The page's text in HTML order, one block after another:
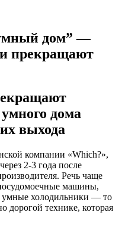
дом” —
прекращают
дома
выхода
компании «Which?»,
2-3 года после
Речь чаще
машины,
умные холодильники — то
дорогой технике, которая